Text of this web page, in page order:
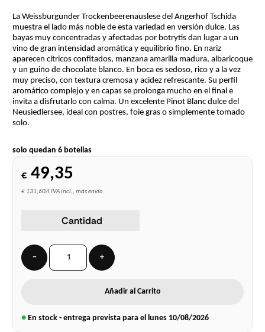
La Weissburgunder Trockenbeerenauslese del Angerhof Tschida
muestra el lado más noble de esta variedad en versión dulce. Las
bayas muy concentradas y afectadas por botrytis dan lugar a un
vino de gran intensidad aromática y equilibrio fino. En nariz
aparecen cítricos confitados, manzana amarilla madura, albaricoque
y un guiño de chocolate blanco. En boca es sedoso, rico y a la vez
muy preciso, con textura cremosa y acidez refrescante. Su perfil
aromático complejo y en capas se prolonga mucho en el final e
invita a disfrutarlo con calma. Un excelente Pinot Blanc dulce del
Neusiedlersee, ideal con postres, foie gras o simplemente tomado
solo.
solo quedan 6 botellas
€ 49,35
€ 131,60/l IVA incl., más envío
Cantidad
− +
Añadir al Carrito
● En stock - entrega prevista para el lunes 10/08/2026